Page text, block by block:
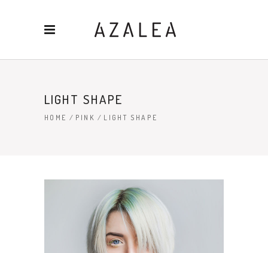
LIGHT SHAPE
HOME / PINK / LIGHT SHAPE